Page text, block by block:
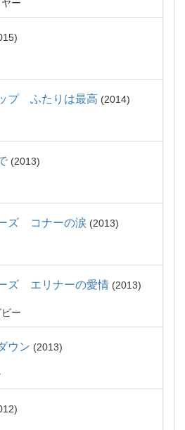
ー
プ ふたりは最高 2014
2013
ズ コナーの涙 2013
ズ エリナーの愛情 2013
ー
ウン 2013